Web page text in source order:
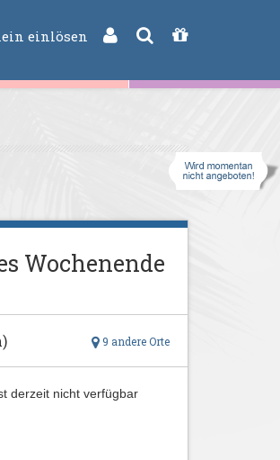
einlösen
Wochenende
9 andere Orte
derzeit nicht verfügbar